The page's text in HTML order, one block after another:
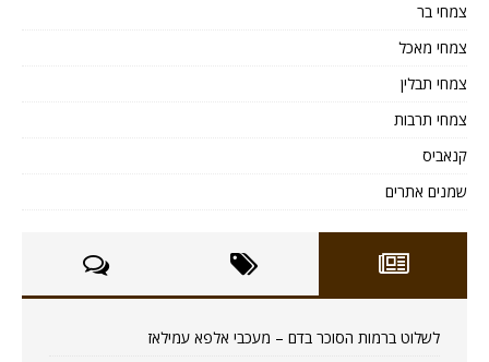
צמחי בר
צמחי מאכל
צמחי תבלין
צמחי תרבות
קנאביס
שמנים אתרים
לשלוט ברמות הסוכר בדם – מעכבי אלפא עמילאז